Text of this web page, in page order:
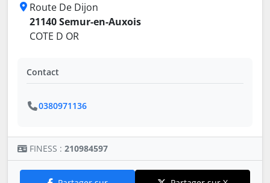
Route De Dijon
21140 Semur-en-Auxois
COTE D OR
Contact
0380971136
FINESS : 210984597